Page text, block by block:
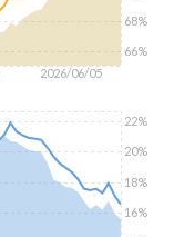
2026/06/05
68%
66%
22%
20%
18%
16%